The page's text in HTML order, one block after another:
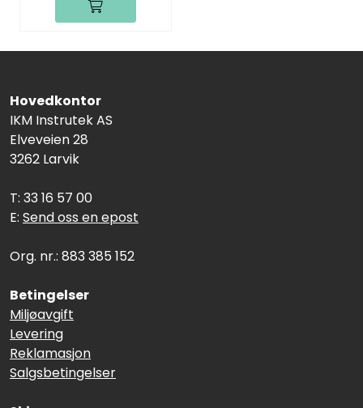
Hovedkontor
IKM Instrutek AS
Elveveien 28
3262 Larvik
T: 33 16 57 00
E: Send oss en epost
Org. nr.: 883 385 152
Betingelser
Miljøavgift
Levering
Reklamasjon
Salgsbetingelser